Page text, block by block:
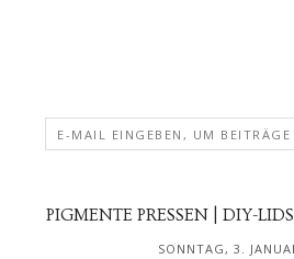
PIGMENTE PRESSEN | DIY-
SONNTAG, 3.